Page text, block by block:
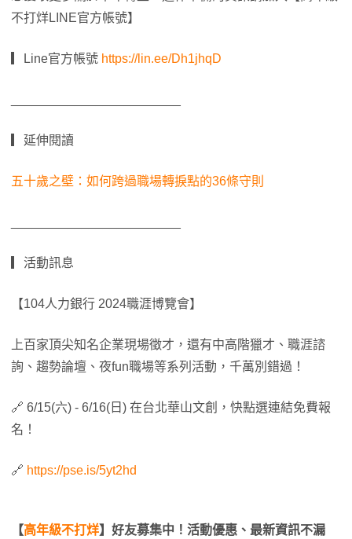
不打烊LINE官方帳號】
▎Line官方帳號 https://lin.ee/Dh1jhqD
▎延伸閱讀
五十歲之壁：如何跨過職場轉捩點的36條守則
▎活動訊息
【104人力銀行 2024職涯博覽會】
上百家頂尖知名企業現場徵才，還有中高階獵才、職涯諮
詢、趨勢論壇、夜fun職場等系列活動，千萬別錯過！
🔗 6/15(六) - 6/16(日) 在台北華山文創，快點選連結免費報
名！
🔗 https://pse.is/5yt2hd
【高年級不打烊】好友募集中！活動優惠、最新資訊不漏